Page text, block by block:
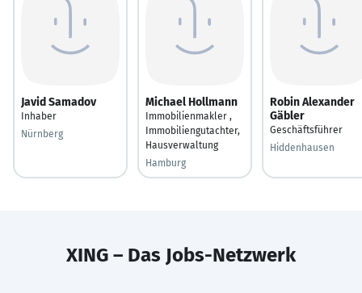
Javid Samadov
Inhaber
Nürnberg
Michael Hollmann
Immobilienmakler ,
Immobiliengutachter,
Hausverwaltung
Hamburg
Robin Alexander
Gäbler
Geschäftsführer
Hiddenhausen
XING – Das Jobs-Netzwerk